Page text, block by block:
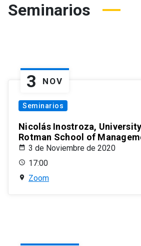
Seminarios
3 NOV
Seminarios
Nicolás Inostroza,
Rotman School of
3 de Noviembre de 2020
17:00
Zoom